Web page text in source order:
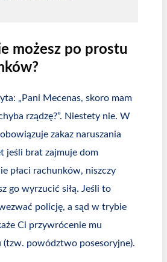
możesz po prostu
„Pani Mecenas, skoro mam
rządzę?”. Niestety nie. W
zakaz naruszania
jeśli brat zajmuje dom
płaci rachunków, niszczy
go wyrzucić siłą. Jeśli to
policję, a sąd w trybie
Ci przywrócenie mu
(tzw. powództwo posesoryjne).